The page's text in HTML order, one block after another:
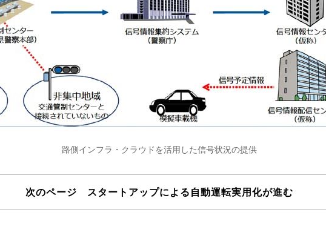
路側インフラ・クラウドを活用した信号状況の提供
次のページ スタートアップによる自動運転実用化が進む